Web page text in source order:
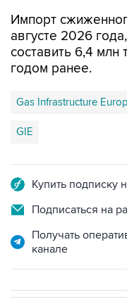
Импорт
августе 2026
составить 6,4 млн
годом ранее.
Gas Infrastructure
GIE
Купить подписку
Подписаться на
Получать
канале